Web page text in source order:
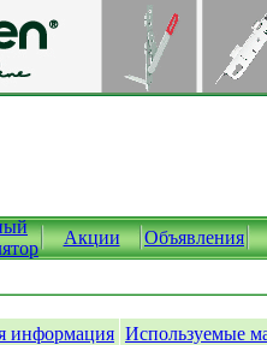
Акции Объявления
информация Используемые